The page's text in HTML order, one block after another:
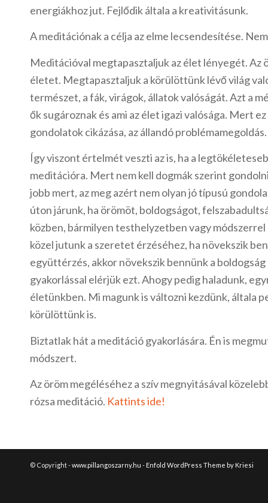
energiákhoz jut. Fejlődik általa a kreativitásunk.
A meditációnak a célja az elme lecsendesítése.
Meditációval megtapasztaljuk az élet lényegét.
életet. Megtapasztaljuk a körülöttünk lévő világ
természet, a fák, virágok, állatok valóságát. Azt a
ők sugároznak és ami az élet igazi valósága. Mert ez
gondolatok cikázása, az állandó problémamegoldás.
Így viszont értelmét veszti az is, ha a
meditációra. Mert nem kell dogmák szerint
jobb mert, az meg azért nem olyan jó típusú
úton járunk, ha örömöt, boldogságot,
közben, bármilyen testhelyzetben vagy módszerrel
közel jutunk a szeretet érzéséhez, ha növekszik
együttérzés, akkor növekszik bennünk a boldogság
gyakorlással elérjük ezt. Ahogy pedig haladunk,
életünkben. Mi magunk is változni kezdünk, általa
körülöttünk is.
Biztatlak hát a meditáció gyakorlására. Én is
módszert.
Az öröm megéléséhez a szív megnyitásával
rózsa meditáció. Kattints ide!
© Copyright -www.pillangoszarny.hu - Enfold WordPress Theme by Kriesi